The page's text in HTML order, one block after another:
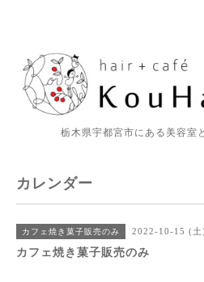
栃木県宇都宮市にある美容室
カレンダー
カフェ焼き菓子販売のみ 2022-10-15 (土
カフェ焼き菓子販売のみ